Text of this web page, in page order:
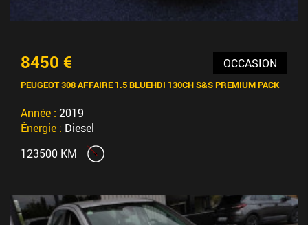
8450 € OCCASION
PEUGEOT 308 AFFAIRE 1.5 BLUEHDI 130CH S&S PREMIUM PACK
Année : 2019
Énergie : Diesel
123500 KM